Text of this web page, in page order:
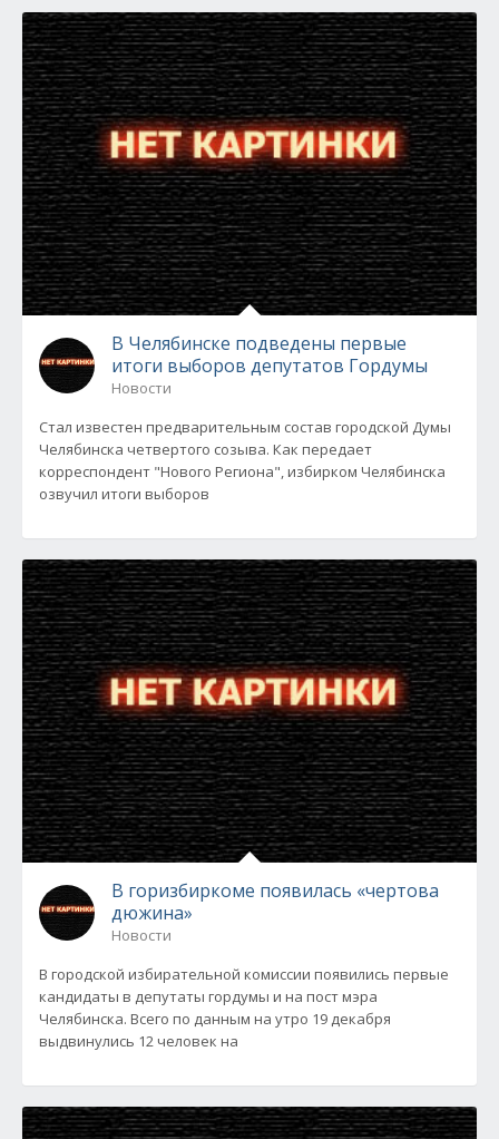
В Челябинске подведены первые
итоги выборов депутатов Гордумы
Новости
Стал известен предварительным состав городской Думы
Челябинска четвертого созыва. Как передает
корреспондент "Нового Региона", избирком Челябинска
озвучил итоги выборов
В горизбиркоме появилась «чертова
дюжина»
Новости
В городской избирательной комиссии появились первые
кандидаты в депутаты гордумы и на пост мэра
Челябинска. Всего по данным на утро 19 декабря
выдвинулись 12 человек на